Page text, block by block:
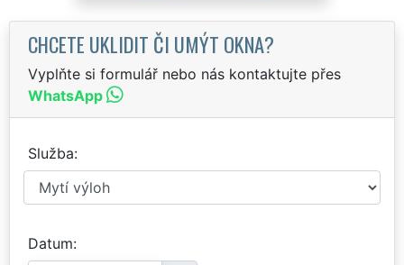
CHCETE UKLIDIT ČI UMÝT OKNA?
Vyplňte si formulář nebo nás kontaktujte přes
WhatsApp
Služba
Datum